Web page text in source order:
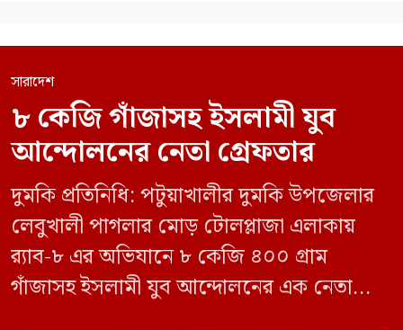
সারাদেশ
৮ কেজি গাঁজাসহ ইসলামী যুব
আন্দোলনের নেতা গ্রেফতার
দুমকি প্রতিনিধি: পটুয়াখালীর দুমকি উপজেলার
লেবুখালী পাগলার মোড় টোলপ্লাজা এলাকায়
র‍্যাব-৮ এর অভিযানে ৮ কেজি ৪০০ গ্রাম
গাঁজাসহ ইসলামী যুব আন্দোলনের এক নেতাকে